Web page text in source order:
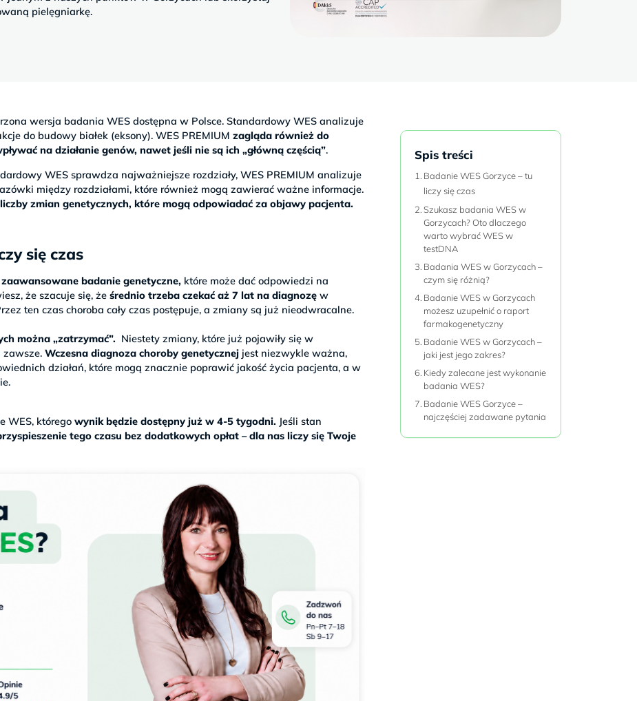
9–
pielęgniarkę.
wersja badania WES dostępna w Polsce. Standardowy WES analizuje
do budowy białek (eksony). WES PREMIUM zagląda również do
na działanie genów, nawet jeśli nie są ich „główną częścią”.
WES sprawdza najważniejsze rozdziały, WES PREMIUM analizuje
między rozdziałami, które również mogą zawierać ważne informacje.
zmian genetycznych, które mogą odpowiadać za objawy pacjenta.
się czas
zaawansowane badanie genetyczne, które może dać odpowiedzi na
że szacuje się, żeśrednio trzeba czekać aż 7 lat na diagnozę w
ten czas choroba cały czas postępuje, a zmiany są już nieodwracalne.
można „zatrzymać”. Niestety zmiany, które już pojawiły się w
zawsze.Wczesna diagnoza choroby genetycznej jest niezwykle ważna,
działań, które mogą znacznie poprawić jakość życia pacjenta, a w
WES, któregowynik będzie dostępny już w 4-5 tygodni. Jeśli stan
tego czasu bez dodatkowych opłat – dla nas liczy się Twoje
Spis treści
Badanie WES Gorzyce – tu
liczy się czas
Szukasz badania WES w
Gorzycach? Oto dlaczego
warto wybrać WES w
testDNA
Badania WES w Gorzycach –
czym się różnią?
Badanie WES w Gorzycach
możesz uzupełnić o raport
farmakogenetyczny
Badanie WES w Gorzycach –
jaki jest jego zakres?
Kiedy zalecane jest wykonanie
badania WES?
Badanie WES Gorzyce –
najczęściej zadawane pytania